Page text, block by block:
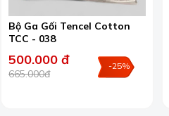
Bộ Ga Gối Tencel Cotton
TCC - 038
500.000 đ
665.000đ
-25%